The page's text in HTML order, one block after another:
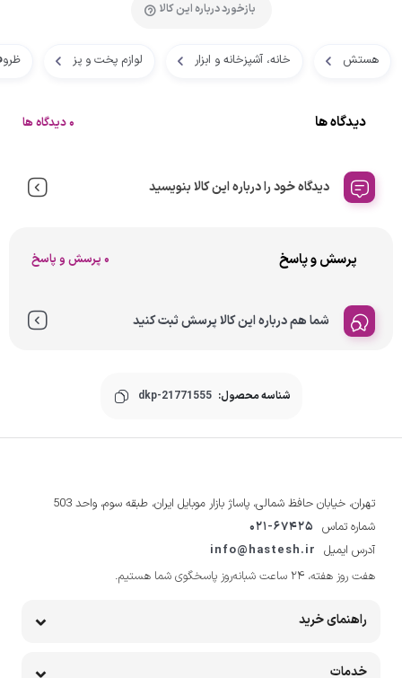
بازخورد درباره این کالا
هستش خانه، آشپزخانه و ابزار لوازم پخت و پز
دیدگاه ها 0 دیدگاه ها
دیدگاه خود را درباره این کالا بنویسید
پرسش و پاسخ 0 پرسش و پاسخ
شما هم درباره این کالا پرسش ثبت کنید
شناسه محصول: dkp-21771555
تهران، خیابان حافظ شمالی، پاساژ بازار موبایل ایران، طبقه سوم، واحد 503
شماره تماس 021-67425
آدرس ایمیل info@hastesh.ir
هفت روز هفته، ۲۴ ساعت شبانه‌روز پاسخگوی شما هستیم.
راهنمای خرید
خدمات